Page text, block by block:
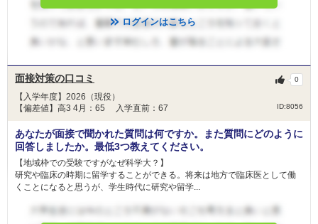
金額
人数 -
目的
経済的理由により修学困難な学部学生に対し、奨
学金を給付することを目的としています。
条件 -
免除 -
備考 -
ログインはこちら
面接対策の口コミ
【入学年度】2026（現役）
【偏差値】高3 4月：65 入学直前：67
ID:8056
0
あなたが面接で聞かれた質問は何ですか。また質問にどのように
回答しましたか。最低3つ教えてください。
【地域枠での受験ですがなぜ科学大？】
研究や臨床の時期に留学することができる。将来は地方で臨床医として働
くことになると思うが、学生時代に研究や留学...